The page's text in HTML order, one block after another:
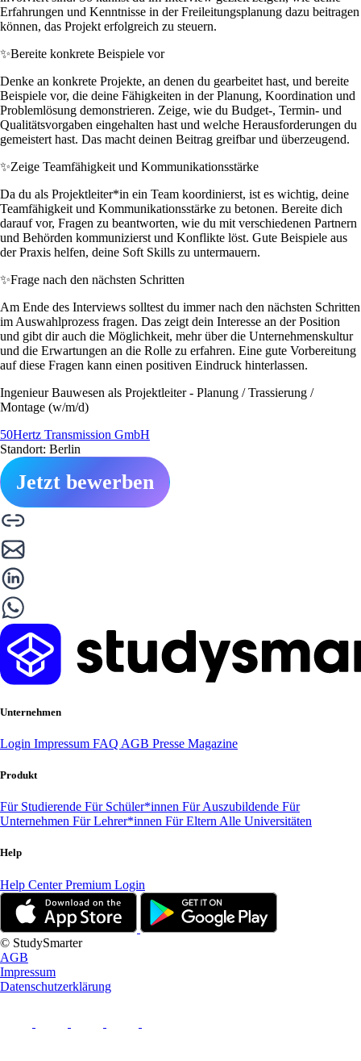
Erfahrungen und Kenntnisse in der Freileitungsplanung dazu beitragen
können, das Projekt erfolgreich zu steuern.
✨Bereite konkrete Beispiele vor
Denke an konkrete Projekte, an denen du gearbeitet hast, und bereite
Beispiele vor, die deine Fähigkeiten in der Planung, Koordination und
Problemlösung demonstrieren. Zeige, wie du Budget-, Termin- und
Qualitätsvorgaben eingehalten hast und welche Herausforderungen du
gemeistert hast. Das macht deinen Beitrag greifbar und überzeugend.
✨Zeige Teamfähigkeit und Kommunikationsstärke
Da du als Projektleiter*in ein Team koordinierst, ist es wichtig, deine
Teamfähigkeit und Kommunikationsstärke zu betonen. Bereite dich
darauf vor, Fragen zu beantworten, wie du mit verschiedenen Partnern
und Behörden kommunizierst und Konflikte löst. Gute Beispiele aus
der Praxis helfen, deine Soft Skills zu untermauern.
✨Frage nach den nächsten Schritten
Am Ende des Interviews solltest du immer nach den nächsten Schritten
im Auswahlprozess fragen. Das zeigt dein Interesse an der Position
und gibt dir auch die Möglichkeit, mehr über die Unternehmenskultur
und die Erwartungen an die Rolle zu erfahren. Eine gute Vorbereitung
auf diese Fragen kann einen positiven Eindruck hinterlassen.
Ingenieur Bauwesen als Projektleiter - Planung / Trassierung /
Montage (w/m/d)
50Hertz Transmission GmbH
Standort: Berlin
Jetzt bewerben
Unternehmen
Login Impressum FAQ AGB Presse Magazine
Produkt
Für Studierende Für Schüler*innen Für Auszubildende Für
Unternehmen Für Lehrer*innen Für Eltern Alle Universitäten
Help
Help CenterPremium Login
© StudySmarter
AGB
Impressum
Datenschutzerklärung